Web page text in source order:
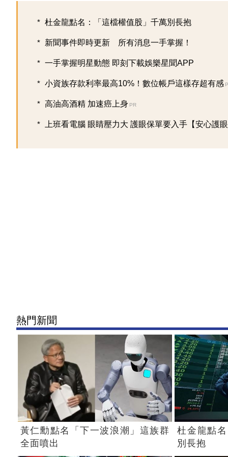
杜金龍點名：「這檔權值股」千萬別長抱
新聞事件即時更新 所有消息一手掌握！
一手掌握明星動態 即刻下載娛樂星聞APP
小資族存款利率最高10%！數位帳戶這樣存超有感
高油高酒精 加速癌上身 PR
上班看電腦 眼睛壓力大 護眼保單要入手【安心護
熱門新聞
黃仁勳點名「下一波浪潮」這族群
全面噴出
杜金龍點
別長抱